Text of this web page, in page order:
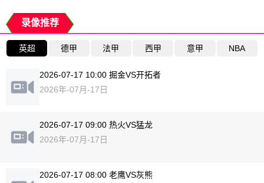
录像推荐
英超 德甲 法甲 西甲 意甲 NBA
2026-07-17 10:00 掘金VS开拓者
2026年-07月-17日
2026-07-17 09:00 热火VS猛龙
2026年-07月-17日
2026-07-17 08:00 老鹰VS灰熊